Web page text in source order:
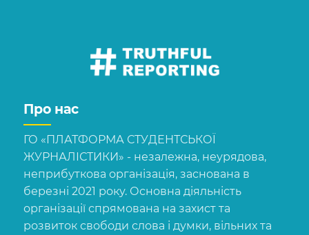
Про нас
ГО «ПЛАТФОРМА СТУДЕНТСЬКОЇ
ЖУРНАЛІСТИКИ» - незалежна, неурядова,
неприбуткова організація, заснована в
березні 2021 року. Основна діяльність
організації спрямована на захист та
розвиток свободи слова і думки, вільних та